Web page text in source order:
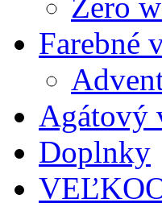
Zero
Farebné
Agátový
Doplnky